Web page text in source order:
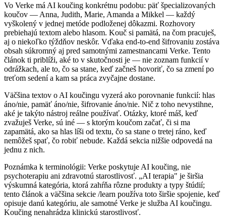
Vo Verke má AI koučing konkrétnu podobu: päť špecializovaných
koučov — Anna, Judith, Marie, Amanda a Mikkel — každý
vyškolený v jednej metóde podloženej dôkazmi. Rozhovory
prebiehajú textom alebo hlasom. Kouč si pamätá, na čom pracuješ,
aj o niekoľko týždňov neskôr. Vďaka end-to-end šifrovaniu zostáva
obsah súkromný aj pred samotnými zamestnancami Verke. Tento
článok ti priblíži, aké to v skutočnosti je — nie zoznam funkcií v
odrážkach, ale to, čo sa stane, keď začneš hovoriť, čo sa zmení po
treťom sedení a kam sa práca zvyčajne dostane.
Väčšina textov o AI koučingu vyzerá ako porovnanie funkcií: hlas
áno/nie, pamäť áno/nie, šifrovanie áno/nie. Nič z toho nevystihne,
aké je takýto nástroj reálne používať. Otázky, ktoré máš, keď
zvažuješ Verke, sú iné — s ktorým koučom začať, či si ma
zapamätá, ako sa hlas líši od textu, čo sa stane o tretej ráno, keď
nemôžeš spať, čo robiť nebude. Každá sekcia nižšie odpovedá na
jednu z nich.
Poznámka k terminológii: Verke poskytuje AI koučing, nie
psychoterapiu ani zdravotnú starostlivosť. „AI terapia" je širšia
výskumná kategória, ktorá zahŕňa rôzne produkty a typy štúdií;
tento článok a väčšina sekcie /learn používa toto širšie spojenie, keď
opisuje danú kategóriu, ale samotné Verke je služba AI koučingu.
Koučing nenahrádza klinickú starostlivosť.